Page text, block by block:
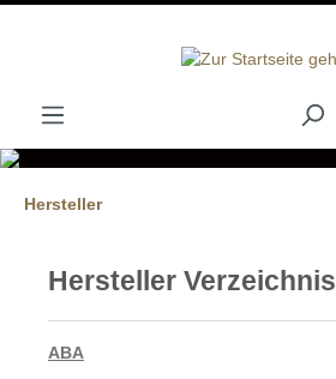
Hersteller
Hersteller Verzeichnis
ABA